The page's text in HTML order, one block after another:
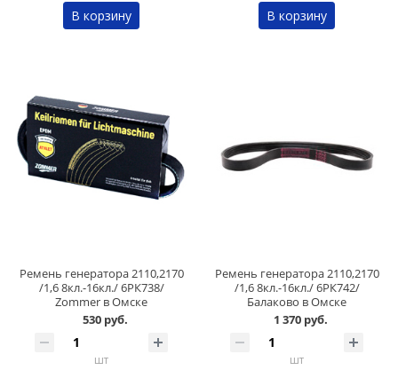
В корзину В корзину
Ремень генератора 2110,2170
/1,6 8кл.-16кл./ 6РК738/
Zommer в Омске
530 руб.
шт
Ремень генератора 2110,2170
/1,6 8кл.-16кл./ 6РК742/
Балаково в Омске
1 370 руб.
шт